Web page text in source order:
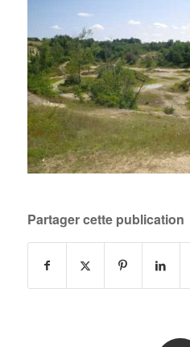
Partager cette publication